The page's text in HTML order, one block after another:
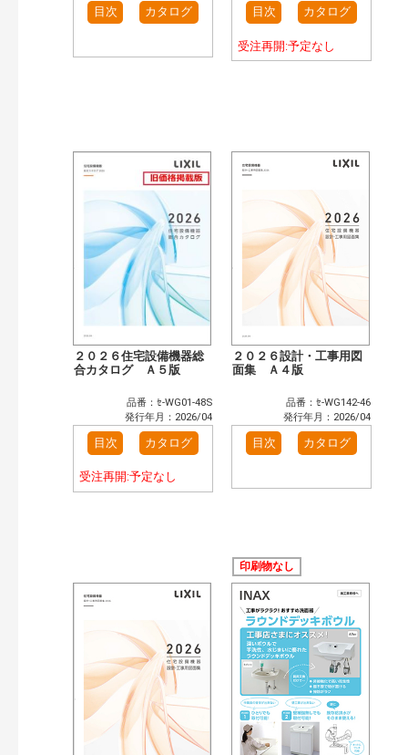
目次 カタログ 目次 カタログ
受注再開:予定なし
２０２６住宅設備機器総
合カタログ Ａ５版
品番：ｾ-WG01-48S
発行年月：2026/04
目次 カタログ
受注再開:予定なし
２０２６設計・工事用図
面集 Ａ４版
品番：ｾ-WG142-46
発行年月：2026/04
目次 カタログ
印刷物なし